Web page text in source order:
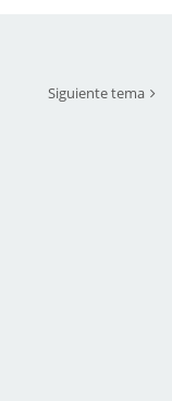
Siguiente tema